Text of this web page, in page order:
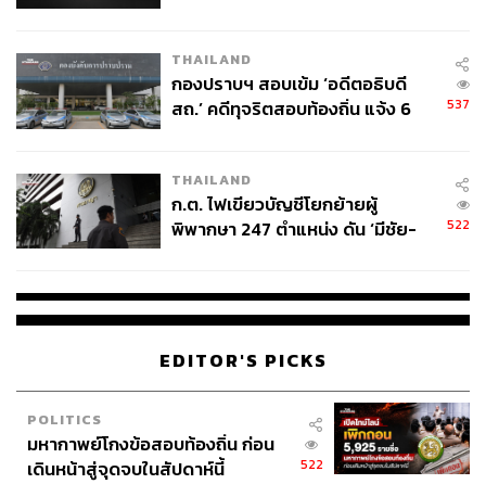
ABOUT THE AUTHOR
ปฐมพงษ์ อึ๊งประเสริฐ
หนุ่มไทย ผู้พลัดหลงมาใช้ชีวิตอยู่ในอเมริกา
ร่ำเรียนมาทางสายวิทยาศาสตร์แต่กลับ
THAILAND
กองปราบฯ สอบเข้ม ‘อดีตอธิบดี
สถ.’ คดีทุจริตสอบท้องถิ่น แจ้ง 6
537
THAILAND
ก.ต. ไฟเขียวบัญชีโยกย้ายผู้
พิพากษา 247 ตำแหน่ง ดัน ‘มีชัย-
522
EDITOR'S PICKS
POLITICS
มหากาพย์โกงข้อสอบท้องถิ่น ก่อน
เดินหน้าสู่จุดจบในสัปดาห์นี้
522